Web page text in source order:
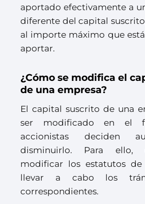
aportado efectivamente a
diferente del capital
al importe máximo que
aportar.
¿Cómo se modifica el
de una empresa?
El capital suscrito de una
ser modificado en el
accionistas deciden
disminuirlo. Para ello,
modificar los estatutos
llevar a cabo los
correspondientes.